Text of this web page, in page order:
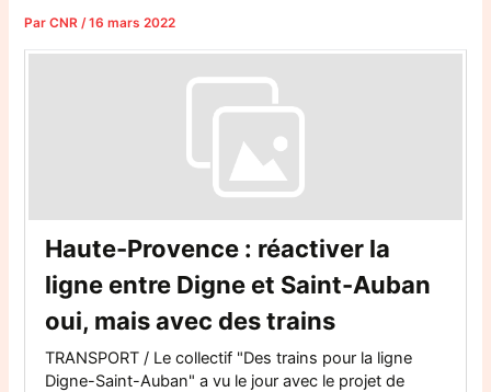
ParCNR/16 mars 2022
Haute-Provence : réactiver la
ligne entre Digne et Saint-Auban
oui, mais avec des trains
TRANSPORT / Le collectif "Des trains pour la ligne
Digne-Saint-Auban" a vu le jour avec le projet de